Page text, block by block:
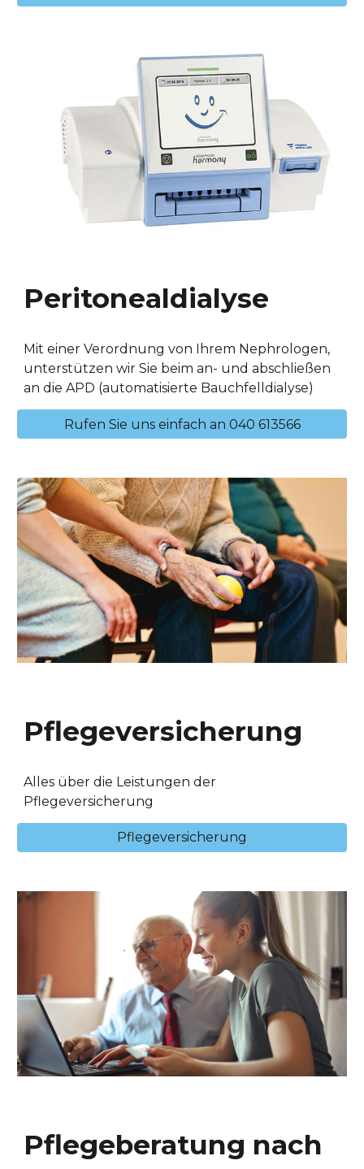
Peritonealdialyse
Mit einer Verordnung von Ihrem Nephrologen,
unterstützen wir Sie beim an- und abschließen
an die APD (automatisierte Bauchfelldialyse)
Rufen Sie uns einfach an 040 613566
Pflegeversicherung
Alles über die Leistungen der
Pflegeversicherung
Pflegeversicherung
Pflegeberatung nach